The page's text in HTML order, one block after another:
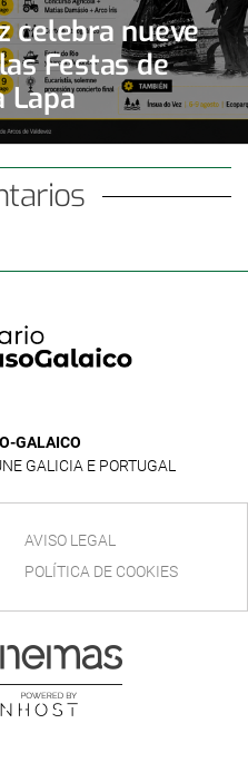
celebra nueve
Festas de
Lapa
GALAICO
GALICIA E PORTUGAL
AVISO LEGAL
POLÍTICA DE COOKIES